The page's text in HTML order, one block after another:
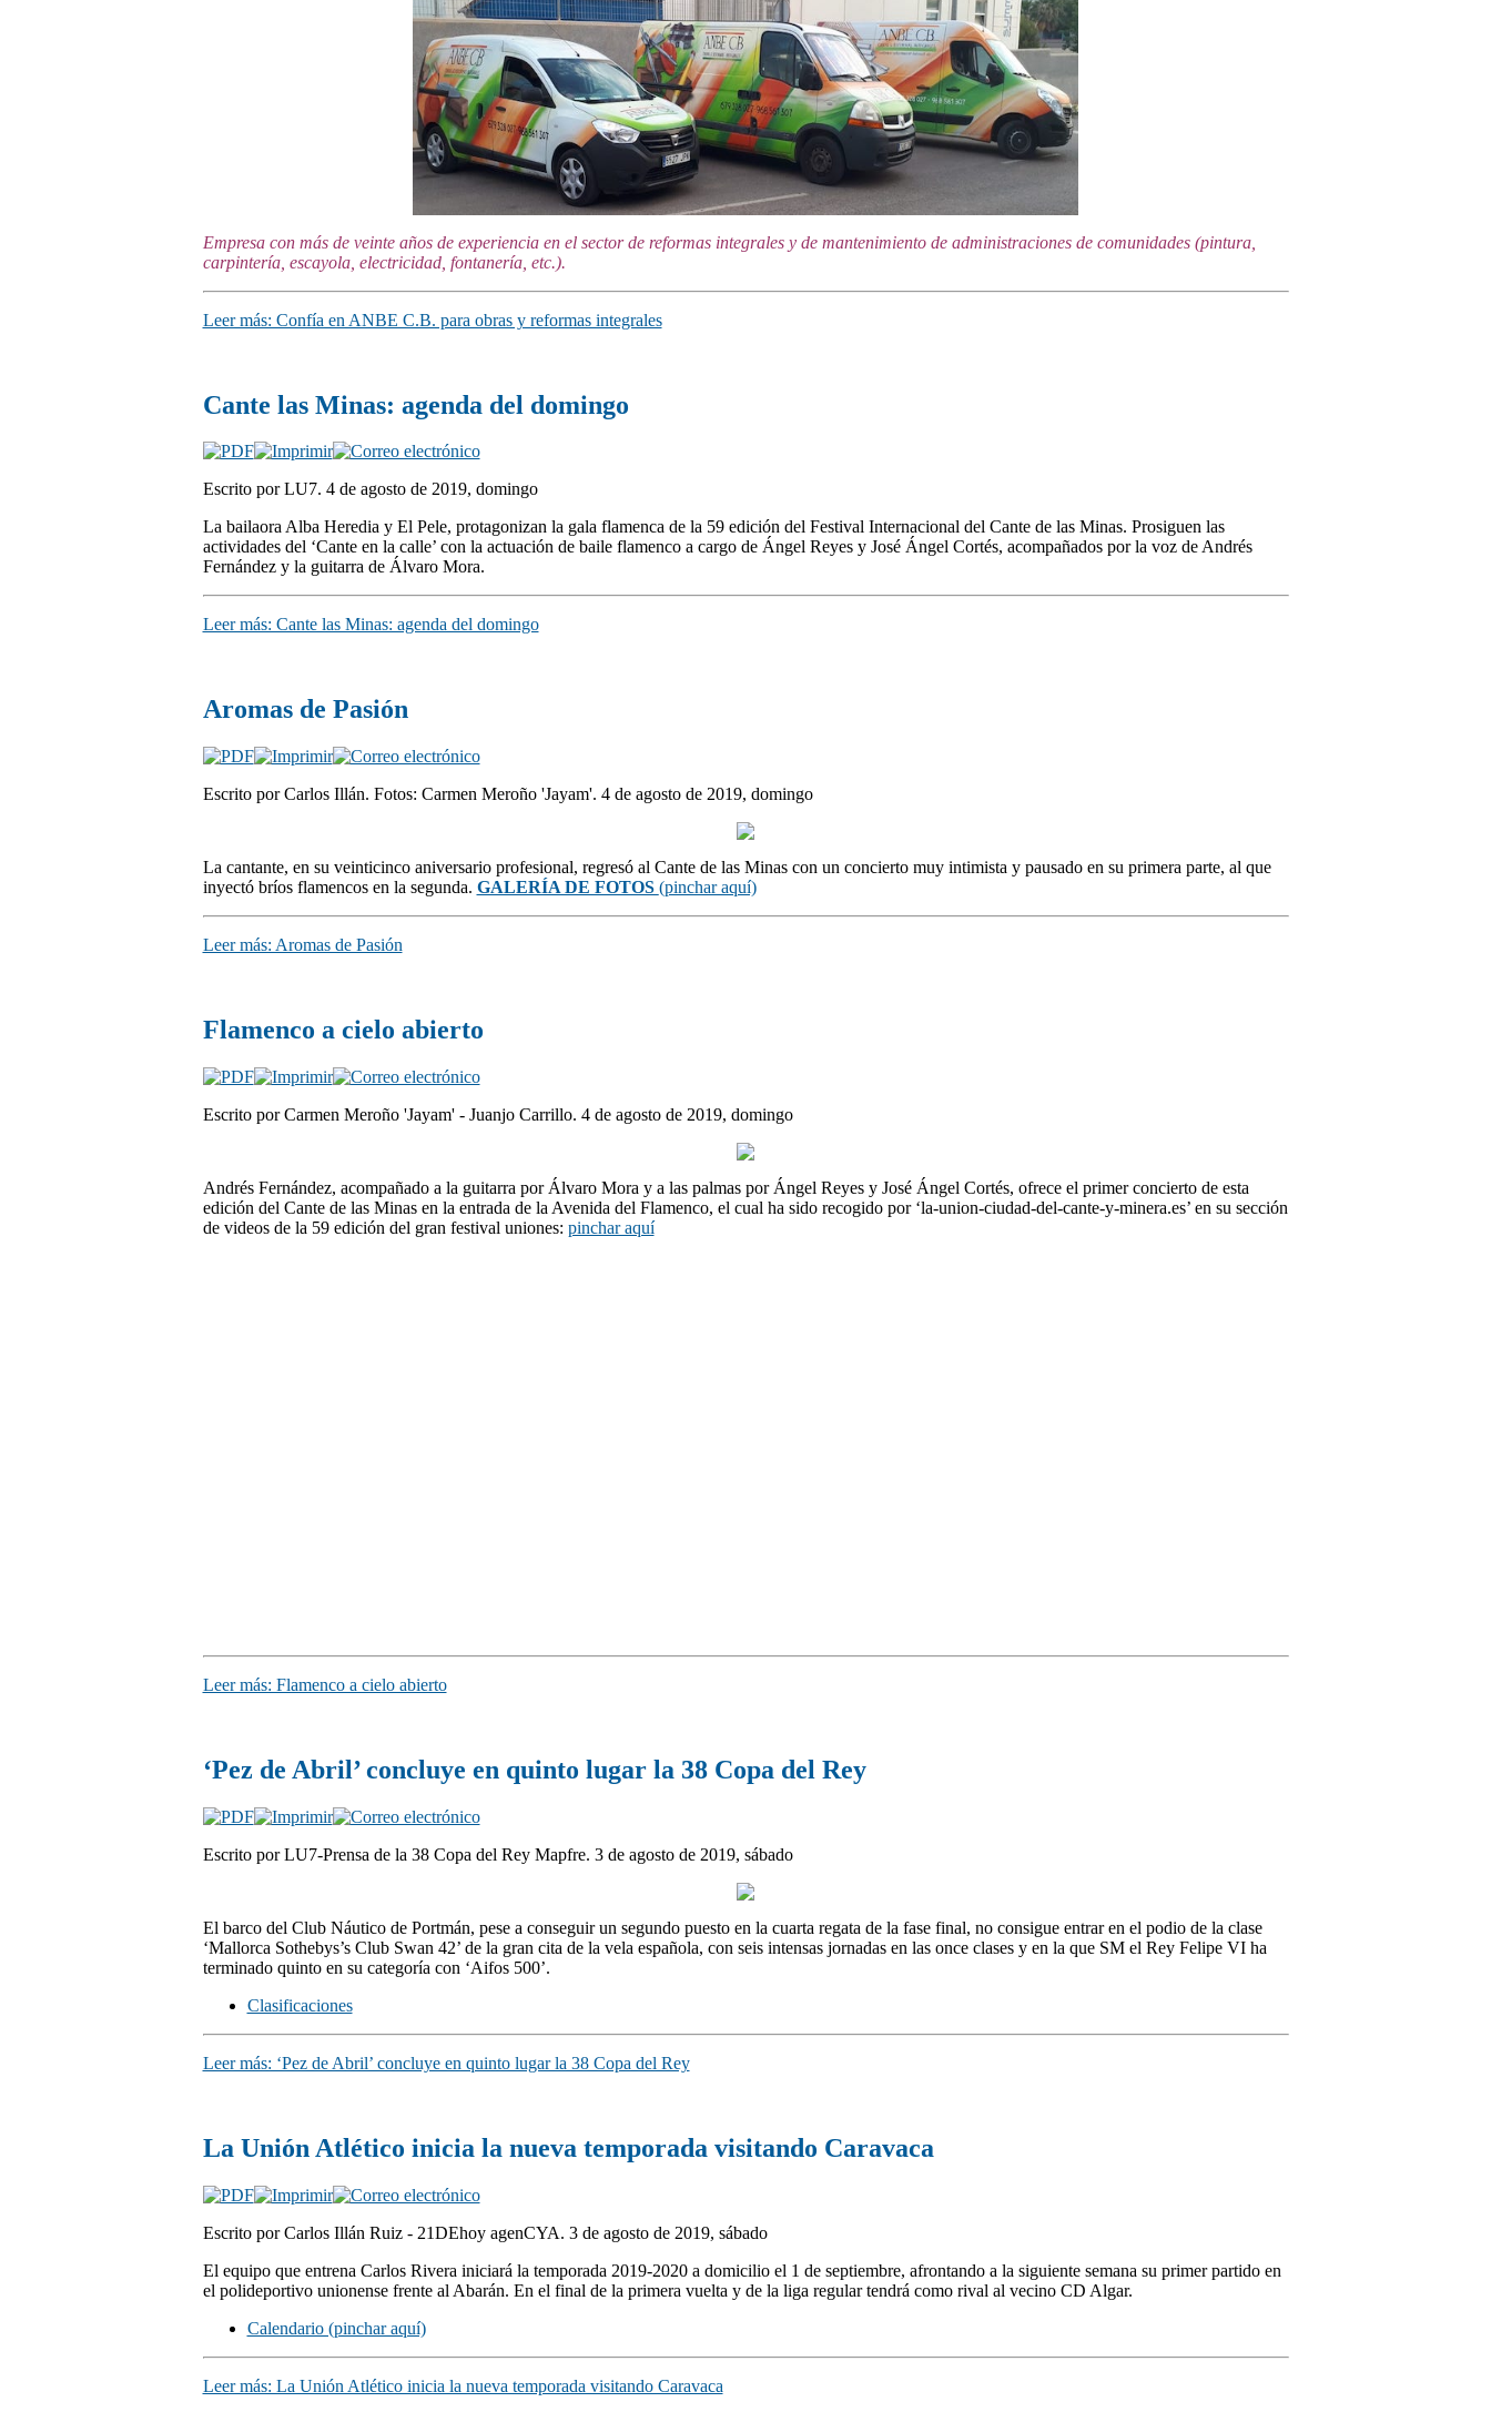
Empresa con más de veinte años de experiencia en el sector de reformas integrales y de mantenimiento de administraciones de comunidades (pintura,
carpintería, escayola, electricidad, fontanería, etc.).
Leer más: Confía en ANBE C.B. para obras y reformas integrales
Cante las Minas: agenda del domingo
Escrito por LU7. 4 de agosto de 2019, domingo
La bailaora Alba Heredia y El Pele, protagonizan la gala flamenca de la 59 edición del Festival Internacional del Cante de las Minas. Prosiguen las
actividades del ‘Cante en la calle’ con la actuación de baile flamenco a cargo de Ángel Reyes y José Ángel Cortés, acompañados por la voz de Andrés
Fernández y la guitarra de Álvaro Mora.
Leer más: Cante las Minas: agenda del domingo
Aromas de Pasión
Escrito por Carlos Illán. Fotos: Carmen Meroño 'Jayam'. 4 de agosto de 2019, domingo
La cantante, en su veinticinco aniversario profesional, regresó al Cante de las Minas con un concierto muy intimista y pausado en su primera parte, al que
inyectó bríos flamencos en la segunda. GALERÍA DE FOTOS (pinchar aquí)
Leer más: Aromas de Pasión
Flamenco a cielo abierto
Escrito por Carmen Meroño 'Jayam' - Juanjo Carrillo. 4 de agosto de 2019, domingo
Andrés Fernández, acompañado a la guitarra por Álvaro Mora y a las palmas por Ángel Reyes y José Ángel Cortés, ofrece el primer concierto de esta
edición del Cante de las Minas en la entrada de la Avenida del Flamenco, el cual ha sido recogido por ‘la-union-ciudad-del-cante-y-minera.es’ en su sección
de videos de la 59 edición del gran festival uniones: pinchar aquí
Leer más: Flamenco a cielo abierto
‘Pez de Abril’ concluye en quinto lugar la 38 Copa del Rey
Escrito por LU7-Prensa de la 38 Copa del Rey Mapfre. 3 de agosto de 2019, sábado
El barco del Club Náutico de Portmán, pese a conseguir un segundo puesto en la cuarta regata de la fase final, no consigue entrar en el podio de la clase
‘Mallorca Sothebys’s Club Swan 42’ de la gran cita de la vela española, con seis intensas jornadas en las once clases y en la que SM el Rey Felipe VI ha
terminado quinto en su categoría con ‘Aifos 500’.
Clasificaciones
Leer más: ‘Pez de Abril’ concluye en quinto lugar la 38 Copa del Rey
La Unión Atlético inicia la nueva temporada visitando Caravaca
Escrito por Carlos Illán Ruiz - 21DEhoy agenCYA. 3 de agosto de 2019, sábado
El equipo que entrena Carlos Rivera iniciará la temporada 2019-2020 a domicilio el 1 de septiembre, afrontando a la siguiente semana su primer partido en
el polideportivo unionense frente al Abarán. En el final de la primera vuelta y de la liga regular tendrá como rival al vecino CD Algar.
Calendario (pinchar aquí)
Leer más: La Unión Atlético inicia la nueva temporada visitando Caravaca